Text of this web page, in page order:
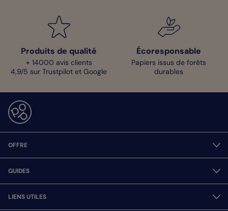
Produits de qualité
+ 14000 avis clients
4,9/5 sur Trustpilot et Google
Écoresponsable
Papiers issus de forêts
durables
OFFRE
GUIDES
LIENS UTILES